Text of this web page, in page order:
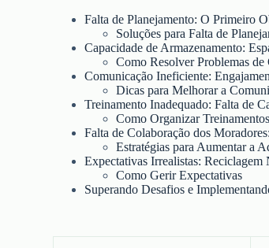
Falta de Planejamento: O Primeiro
Soluções para Falta de
Capacidade de Armazenamento:
Como Resolver Problemas de
Comunicação Ineficiente:
Dicas para Melhorar a
Treinamento Inadequado: Falta de
Como Organizar
Falta de Colaboração dos
Estratégias para Aumentar a
Expectativas Irrealistas: Reciclagem
Como Gerir Expectativas
Superando Desafios e